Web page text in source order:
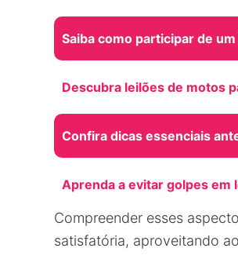
Saiba como participar de
Descubra leilões de motos
Confira dicas essenciais
Aprenda a evitar golpes em
Compreender esses
satisfatória, aproveitando